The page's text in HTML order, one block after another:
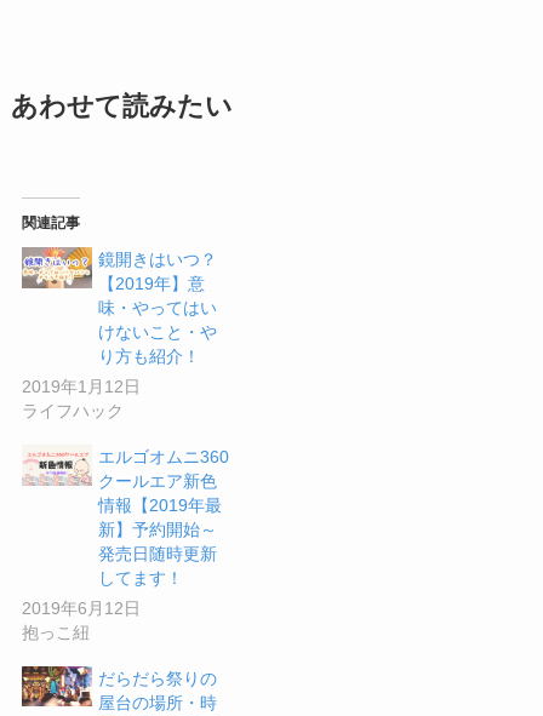
あわせて読みたい
関連記事
鏡開きはいつ？
【2019年】意
味・やってはい
けないこと・や
り方も紹介！
2019年1月12日
ライフハック
エルゴオムニ360
クールエア新色
情報【2019年最
新】予約開始～
発売日随時更新
してます！
2019年6月12日
抱っこ紐
だらだら祭りの
屋台の場所・時